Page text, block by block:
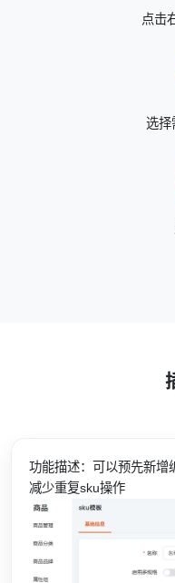
点击
选择
功能描述：可以预先新增
减少重复sku操作